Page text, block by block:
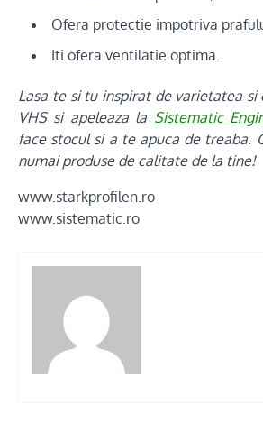
Ofera protectie impotriva
Iti ofera ventilatie optima.
Lasa-te si tu inspirat de varietatea
VHS si apeleaza la Sistematic
face stocul si a te apuca de treaba.
numai produse de calitate de la tine!
www.sistematic.ro